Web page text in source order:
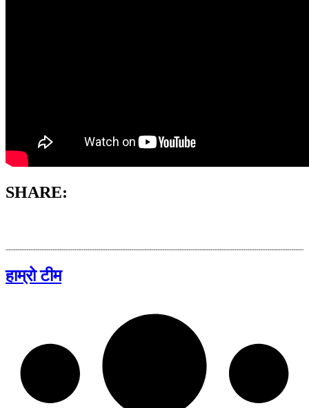
SHARE:
हाम्रो टीम